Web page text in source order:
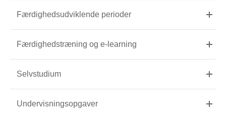
Færdighedsudviklende perioder
Færdighedstræning og e-learning
Selvstudium
Undervisningsopgaver